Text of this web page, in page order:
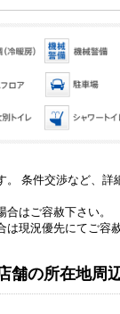
条件交渉など、詳
はご容赦下さい。
現況優先にてご容赦
舗の所在地周